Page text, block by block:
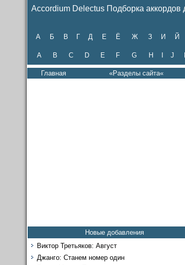
Accordium Delectus Подборка аккордов
А Б В Г Д Е Ё Ж З И Й
A B C D E F G H J
Главная «Разделы сайта«
Новые добавления
Виктор Третьяков: Август
Джанго: Станем номер один